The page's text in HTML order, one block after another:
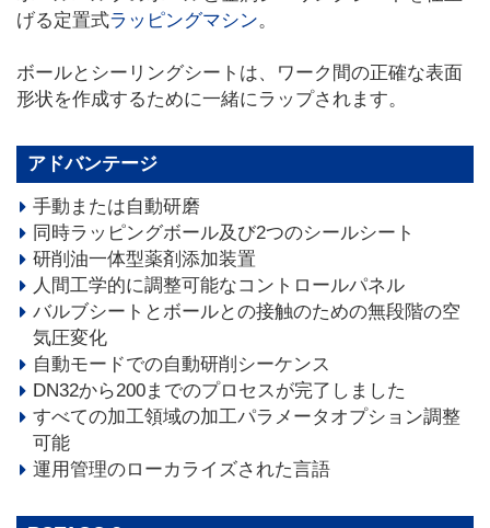
げる定置式ラッピングマシン。
ボールとシーリングシートは、ワーク間の正確な表面
形状を作成するために一緒にラップされます。
アドバンテージ
手動または自動研磨
同時ラッピングボール及び2つのシールシート
研削油一体型薬剤添加装置
人間工学的に調整可能なコントロールパネル
バルブシートとボールとの接触のための無段階の空
気圧変化
自動モードでの自動研削シーケンス
DN32から200までのプロセスが完了しました
すべての加工領域の加工パラメータオプション調整
可能
運用管理のローカライズされた言語